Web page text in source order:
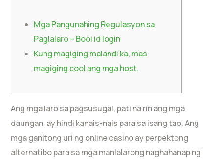
Mga Pangunahing Regulasyon sa
Paglalaro – Booi id login
Kung magiging malandi ka, mas
magiging cool ang mga host.
Ang mga laro sa pagsusugal, pati na rin ang mga
daungan, ay hindi kanais-nais para sa isang tao. Ang
mga ganitong uri ng online casino ay perpektong
alternatibo para sa mga manlalarong naghahanap ng